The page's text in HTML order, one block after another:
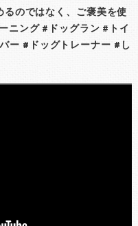
るのではなく、ご褒美を使
ニング #ドッグラン #トイ
ー #ドッグトレーナー #し